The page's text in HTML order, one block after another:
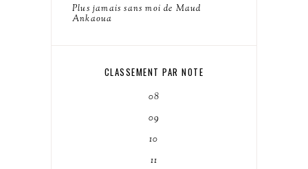
Plus jamais sans moi de Maud
Ankaoua
CLASSEMENT PAR NOTE
08
09
10
11